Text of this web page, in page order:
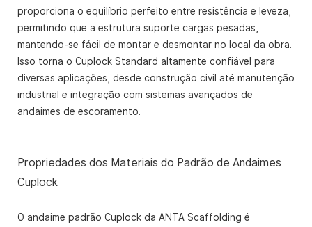
proporciona o equilíbrio perfeito entre resistência e leveza,
permitindo que a estrutura suporte cargas pesadas,
mantendo-se fácil de montar e desmontar no local da obra.
Isso torna o Cuplock Standard altamente confiável para
diversas aplicações, desde construção civil até manutenção
industrial e integração com sistemas avançados de
andaimes de escoramento.
Propriedades dos Materiais do Padrão de Andaimes
Cuplock
O andaime padrão Cuplock da ANTA Scaffolding é